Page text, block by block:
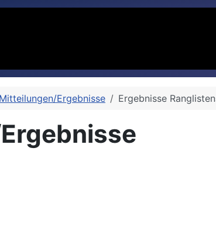
Ergebnisse Ergebnisse